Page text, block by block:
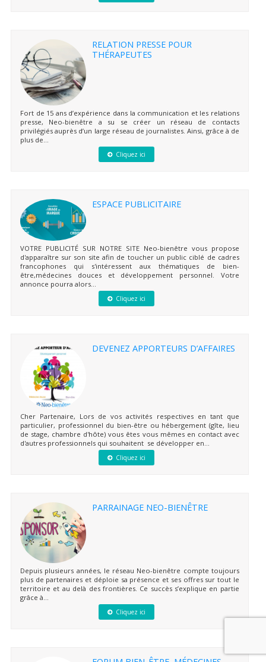
RELATION PRESSE POUR
THÉRAPEUTES
Fort de 15 ans d’expérience dans la communication et les relations
presse, Neo-bienêtre a su se créer un réseau de contacts
privilégiés auprès d’un large réseau de journalistes. Ainsi, grâce à de
plus de...
Cliquez ici
ESPACE PUBLICITAIRE
VOTRE PUBLICITÉ SUR NOTRE SITE Neo-bienêtre vous propose
d'apparaître sur son site afin de toucher un public ciblé de cadres
francophones qui s'intéressent aux thématiques de bien-
être,médecines douces et développement personnel. Votre
annonce pourra alors...
Cliquez ici
DEVENEZ APPORTEURS D’AFFAIRES
Cher Partenaire, Lors de vos activités respectives en tant que
particulier, professionnel du bien-être ou hébergement (gîte, lieu
de stage, chambre d'hôte) vous êtes vous mêmes en contact avec
d'autres professionnels qui souhaitent se développer en...
Cliquez ici
PARRAINAGE NEO-BIENÊTRE
Depuis plusieurs années, le réseau Neo-bienêtre compte toujours
plus de partenaires et déploie sa présence et ses offres sur tout le
territoire et au delà des frontières. Ce succès s’explique en partie
grâce à...
Cliquez ici